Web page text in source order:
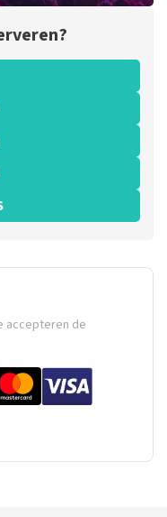
accepteren de